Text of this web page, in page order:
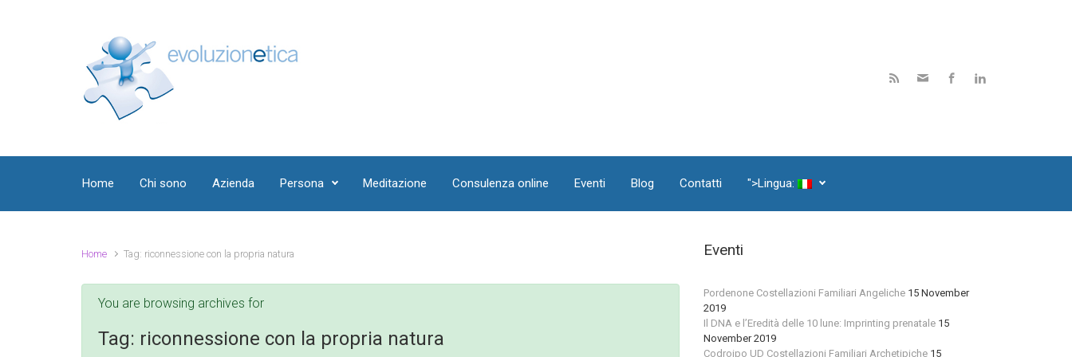
Home Chi sono Azienda Persona Meditazione Consulenza online Eventi Blog Contatti ">Lingua:
Home Tag: riconnessione con la propria natura
You are browsing archives for
Tag: riconnessione con la propria natura
Eventi
Pordenone Costellazioni Familiari Angeliche 15 November
2019
Il DNA e l’Eredità delle 10 lune: Imprinting prenatale 15
November 2019
Codroipo UD Costellazioni Familiari Archetipiche 15